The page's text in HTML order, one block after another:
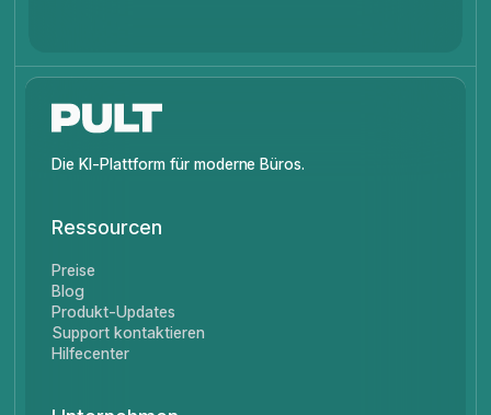
Die KI-Plattform für moderne Büros.
Ressourcen
Preise
Blog
Produkt-Updates
Support kontaktieren
Hilfecenter